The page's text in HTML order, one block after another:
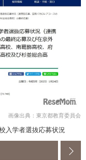
画像出典：東京都教育委員会
入学者選抜応募状況